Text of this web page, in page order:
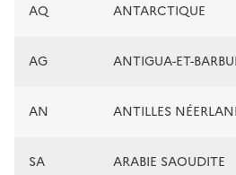
AQ ANTARCTIQUE
AG ANTIGUA-ET-
AN ANTILLES
SA ARABIE SAOUDITE